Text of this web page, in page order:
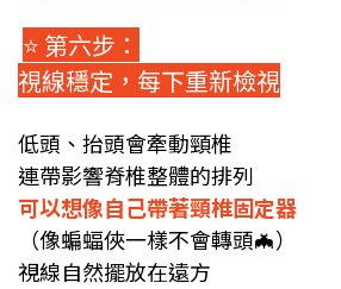
⭐️ 第六步：
視線穩定，每下重新檢視
低頭、抬頭會牽動頸椎
連帶影響脊椎整體的排列
可以想像自己帶著頸椎固定器
（像蝙蝠俠一樣不會轉頭🦇）
視線自然擺放在遠方